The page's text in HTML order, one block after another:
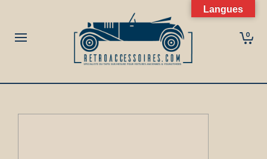
0
Langues